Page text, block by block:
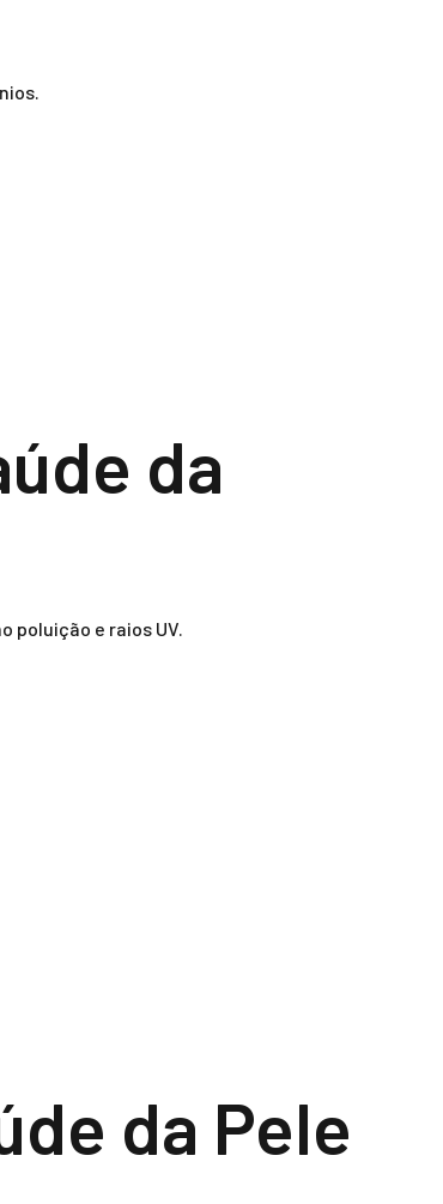
da
poluição e raios UV.
da Pele